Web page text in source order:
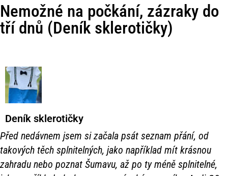
Nemožné na počkání, zázraky do
tří dnů (Deník sklerotičky)
Deník sklerotičky
Před nedávnem jsem si začala psát seznam přání, od
takových těch splnitelných, jako například mít krásnou
zahradu nebo poznat Šumavu, až po ty méně splnitelné,